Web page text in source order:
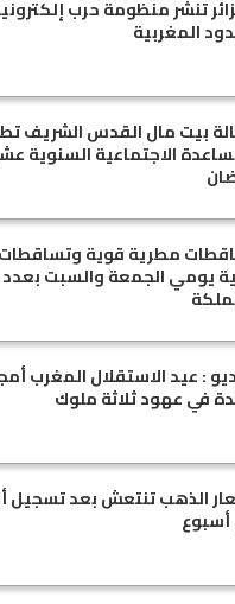
تنشر منظومة حرب
المغربية
بيت مال القدس الشريف
الاجتماعية السنوية
مطرية قوية وتساقطات
يومي الجمعة والسبت
: عيد الاستقلال المغرب
في عهود ثلاثة ملوك
الذهب تنتعش بعد